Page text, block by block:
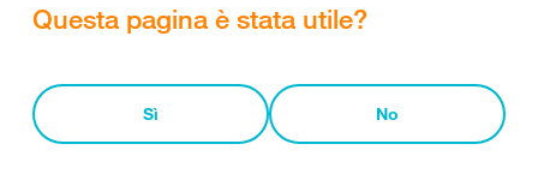
Questa pagina è stata utile?
Sì No